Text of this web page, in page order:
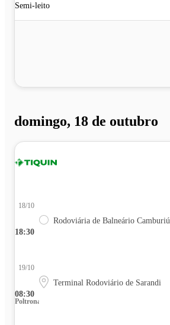
Semi-leito
domingo, 18 de outubro
18:30
18/10
Rodoviária de Balneário Camburiú
08:30
19/10
Terminal Rodoviário de Sarandi
Poltrona